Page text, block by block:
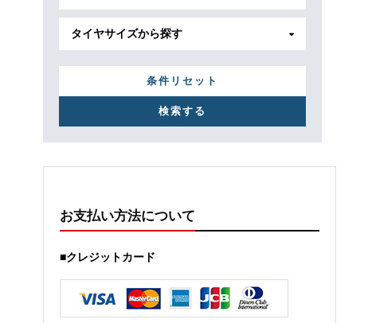
タイヤサイズから探す
条件リセット
お支払い方法について
■クレジットカード